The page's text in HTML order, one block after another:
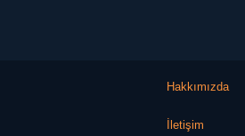
Hakkımızda
İletişim